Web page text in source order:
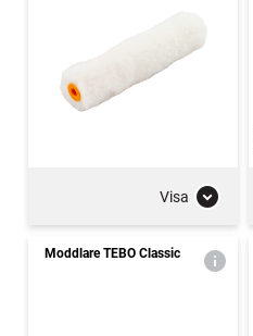
Visa
Moddlare TEBO Classic